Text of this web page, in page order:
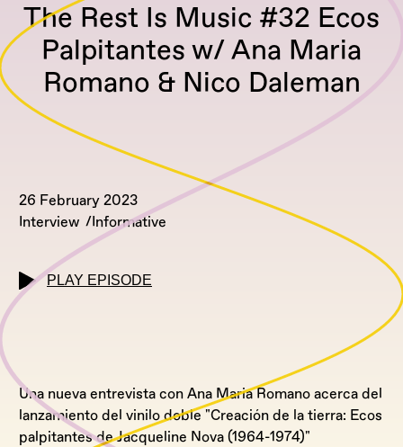
The Rest Is Music #32 Ecos
Palpitantes w/ Ana Maria
Romano & Nico Daleman
26 February 2023
Interview
Informative
PLAY EPISODE
Una nueva entrevista con Ana Maria Romano acerca del
lanzamiento del vinilo doble "Creación de la tierra: Ecos
palpitantes de Jacqueline Nova (1964-1974)"